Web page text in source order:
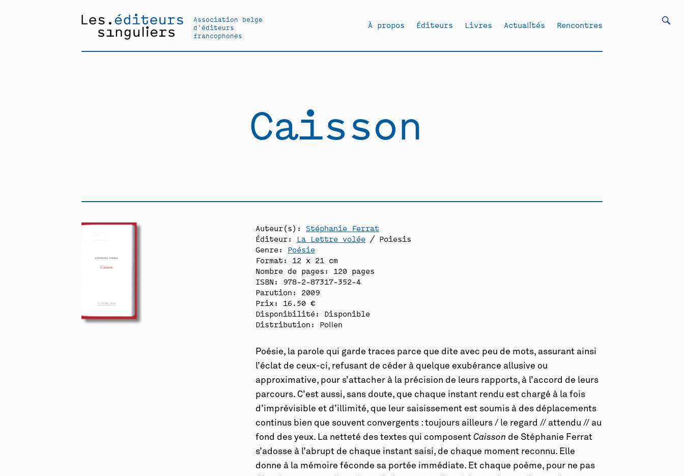
Association belge
d'éditeurs
francophones
À propos Éditeurs Livres Actualités Rencontres
Caisson
Auteur(s): Stéphanie Ferrat
Éditeur:
La Lettre volée / Poiesis
Genre: Poésie
Format: 12 x 21 cm
Nombre de pages: 120 pages
ISBN: 978-2-87317-352-4
Parution: 2009
Prix: 16.50 €
Disponibilité:
Disponible
Distribution: Pollen
Poésie, la parole qui garde traces parce que dite avec peu de mots, assurant ainsi
l’éclat de ceux-ci, refusant de céder à quelque exubérance allusive ou
approximative, pour s’attacher à la précision de leurs rapports, à l’accord de leurs
parcours. C’est aussi, sans doute, que chaque instant rendu est chargé à la fois
d’imprévisible et d’illimité, que leur saisissement est soumis à des déplacements
continus bien que souvent convergents : toujours ailleurs / le regard // attendu // au
fond des yeux. La netteté des textes qui composentCaisson de Stéphanie Ferrat
s’adosse à l’abrupt de chaque instant saisi, de chaque moment reconnu. Elle
donne à la mémoire féconde sa portée immédiate. Et chaque poème, pour ne pas